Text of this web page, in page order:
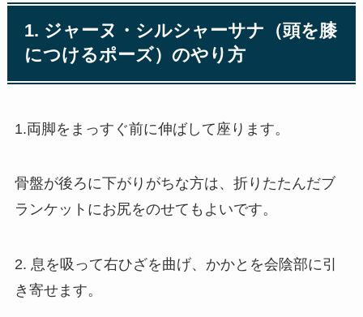
1. ジャーヌ・シルシャーサナ（頭を膝
につけるポーズ）のやり方
1.両脚をまっすぐ前に伸ばして座ります。
骨盤が後ろに下がりがちな方は、折りたたんだブ
ランケットにお尻をのせてもよいです。
2. 息を吸って右ひざを曲げ、かかとを会陰部に引
き寄せます。